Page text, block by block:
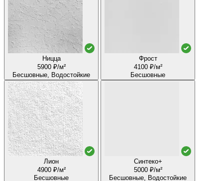
Ницца
5900 ₽/м²
Бесшовные, Водостойкие
Фрост
4100 ₽/м²
Бесшовные
Лион
4900 ₽/м²
Бесшовные
Синтеко+
5000 ₽/м²
Бесшовные, Водостойкие